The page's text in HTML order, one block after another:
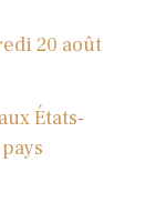
20 août
États-